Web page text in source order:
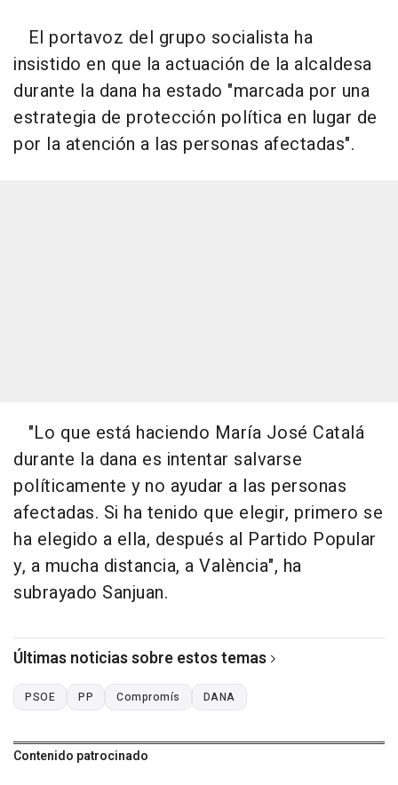
El portavoz del grupo socialista ha
insistido en que la actuación de la alcaldesa
durante la dana ha estado "marcada por una
estrategia de protección política en lugar de
por la atención a las personas afectadas".
"Lo que está haciendo María José Catalá
durante la dana es intentar salvarse
políticamente y no ayudar a las personas
afectadas. Si ha tenido que elegir, primero se
ha elegido a ella, después al Partido Popular
y, a mucha distancia, a València", ha
subrayado Sanjuan.
Últimas noticias sobre estos temas
PSOE PP Compromís DANA
Contenido patrocinado